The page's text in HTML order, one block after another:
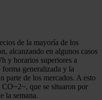
de la mayoría de los
alcanzando en algunos casos
y horarios superiores a
generalizada y la
parte de los mercados. A esto
que se situaron por
la semana.